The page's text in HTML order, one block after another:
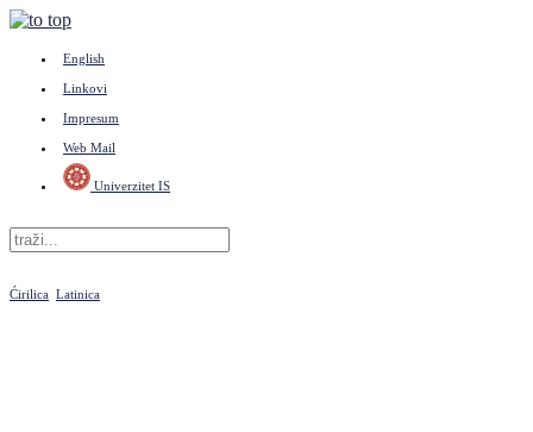
English
Linkovi
Impresum
Web Mail
Univerzitet IS
Ćirilica Latinica